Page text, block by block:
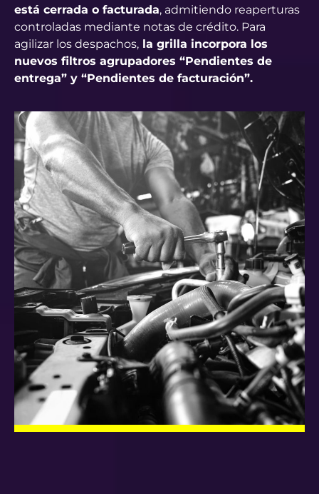
está cerrada o facturada, admitiendo reaperturas
controladas mediante notas de crédito. Para
agilizar los despachos, la grilla incorpora los
nuevos filtros agrupadores “Pendientes de
entrega” y “Pendientes de facturación”.